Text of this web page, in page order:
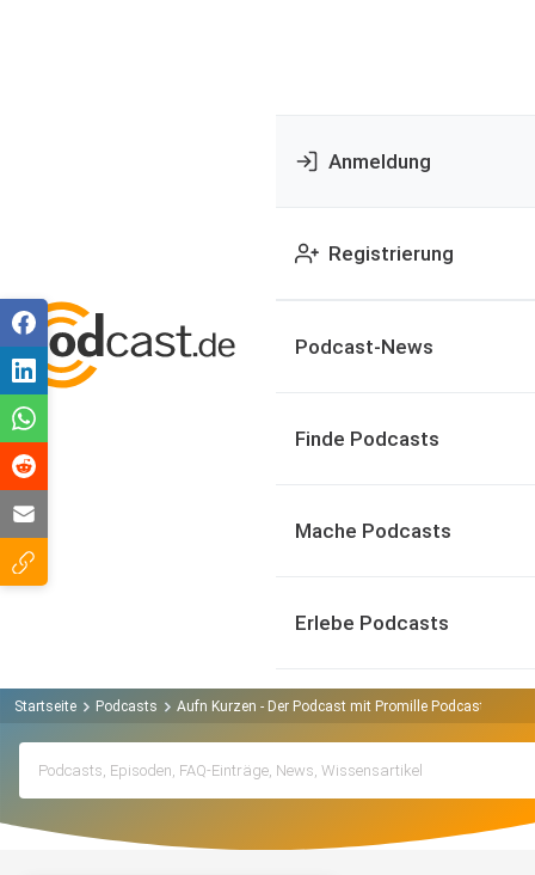
Anmeldung
Registrierung
Podcast-News
Finde Podcasts
Mache Podcasts
Erlebe Podcasts
Startseite Podcasts Aufn Kurzen - Der Podcast mit Promille Podcast